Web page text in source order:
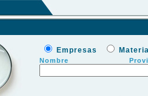
Empresas
Nombre